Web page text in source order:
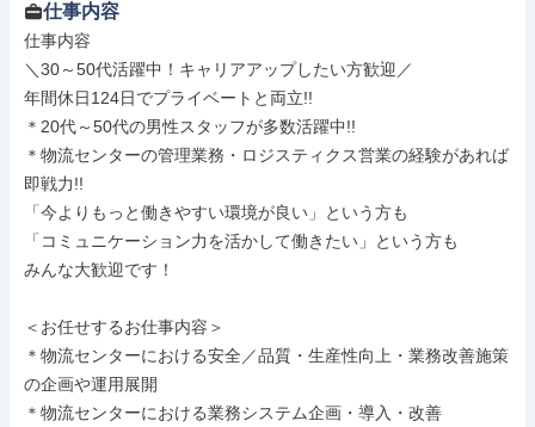
仕事内容
仕事内容
＼30～50代活躍中！キャリアアップしたい方歓迎／
年間休日124日でプライベートと両立!!
＊20代～50代の男性スタッフが多数活躍中!!
＊物流センターの管理業務・ロジスティクス営業の経験があれば
即戦力!!
「今よりもっと働きやすい環境が良い」という方も
「コミュニケーション力を活かして働きたい」という方も
みんな大歓迎です！
＜お任せするお仕事内容＞
＊物流センターにおける安全／品質・生産性向上・業務改善施策
の企画や運用展開
＊物流センターにおける業務システム企画・導入・改善